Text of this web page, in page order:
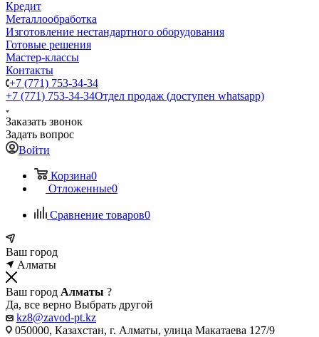
Кредит
Металлообработка
Изготовление нестандартного оборудования
Готовые решения
Мастер-классы
Контакты
+7 (771) 753-34-34
+7 (771) 753-34-34Отдел продаж (доступен whatsapp)
Заказать звонок
Задать вопрос
Войти
Корзина0
Отложенные0
Сравнение товаров0
Ваш город
Алматы
Ваш город Алматы ?
Да, все верно Выбрать другой
kz8@zavod-pt.kz
050000, Казахстан, г. Алматы, улица Макатаева 127/9